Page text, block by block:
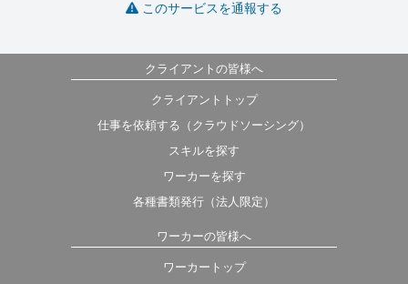
このサービスを通報する
クライアントの皆様へ
クライアントトップ
仕事を依頼する（クラウドソーシング）
スキルを探す
ワーカーを探す
各種書類発行（法人限定）
ワーカーの皆様へ
ワーカートップ